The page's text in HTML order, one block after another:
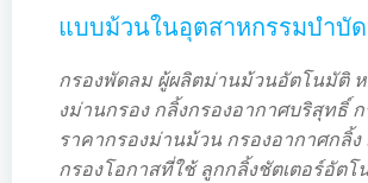
แบบม้วนในอุตสาหกรรมบำบั
กรองพัดลม ผู้ผลิตม่านม้วนอัตโนมัติ
งม่านกรอง กลิ้งกรองอากาศบริสุทธิ์
ราคากรองม่านม้วน กรองอากาศกลิ้
กรองโอกาสที่ใช้ ลูกกลิ้งชัตเตอร์อัตโ